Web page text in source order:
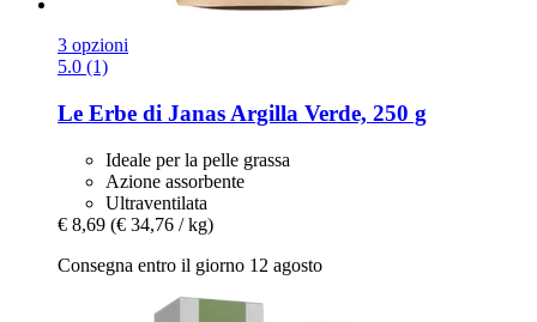
3 opzioni
5.0 (1)
Le Erbe di Janas Argilla Verde, 250 g
Ideale per la pelle grassa
Azione assorbente
Ultraventilata
€ 8,69 (€ 34,76 / kg)
Consegna entro il giorno 12 agosto